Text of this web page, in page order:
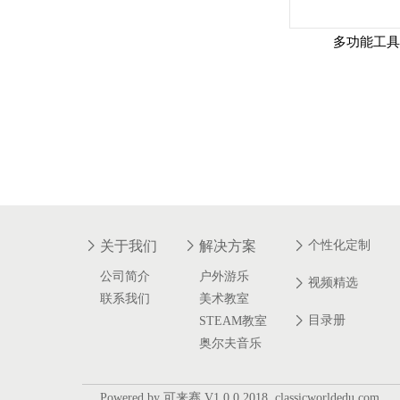
多功能工
关于我们
公司简介
联系我们
解决方案
户外游乐
美术教室
STEAM教室
奥尔夫音乐
个性化定制
视频精选
目录册